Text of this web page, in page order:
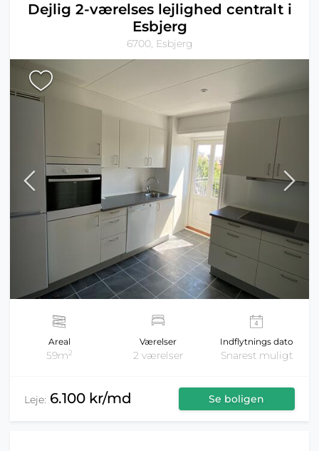
Dejlig 2-værelses lejlighed centralt i
Esbjerg
6700, Esbjerg
Areal
59m2
Værelser
2 værelser
Indflytnings dato
Snarest muligt
Leje: 6.100 kr/md Se boligen